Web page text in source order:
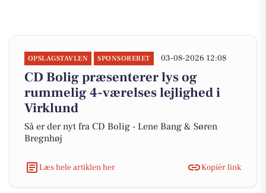
OPSLAGSTAVLEN SPONSORERET 03-08-2026 12:08
CD Bolig præsenterer lys og
rummelig 4-værelses lejlighed i
Virklund
Så er der nyt fra CD Bolig - Lene Bang & Søren
Bregnhøj
Læs hele artiklen her Kopiér link